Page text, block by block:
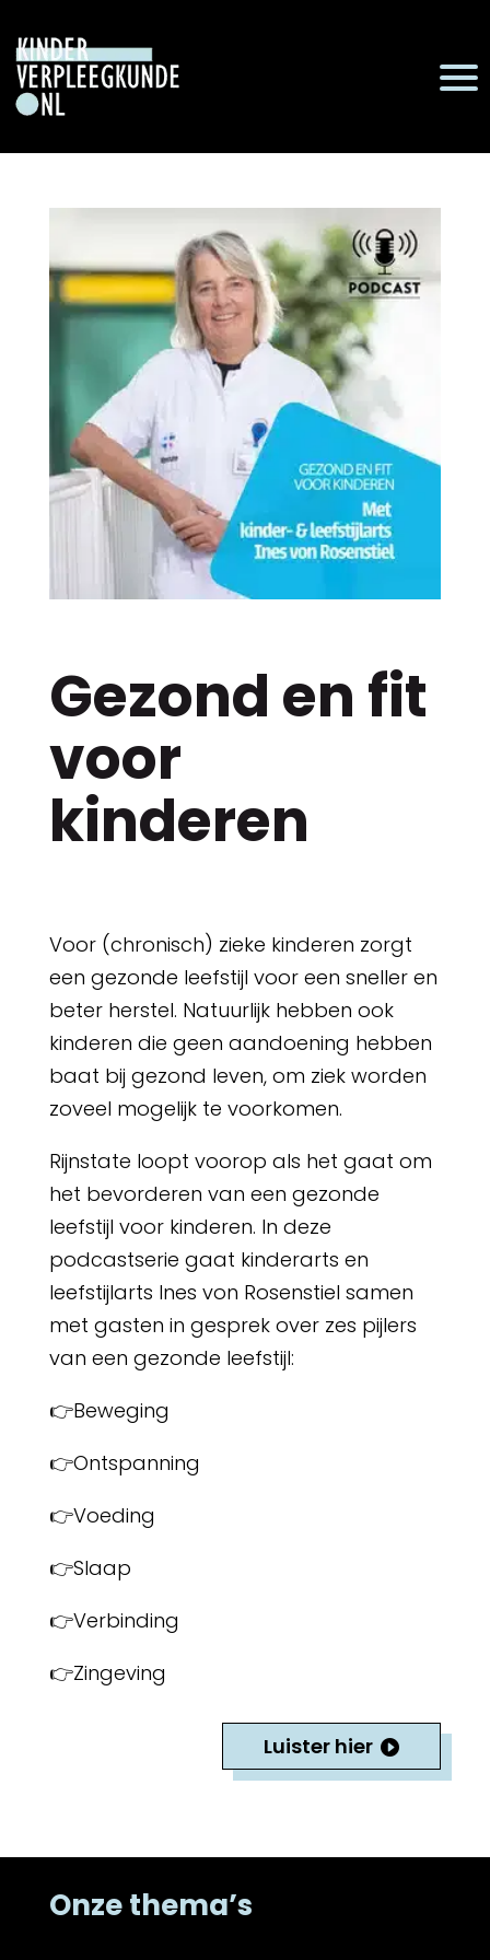
Gezond en fit
voor
kinderen
Voor (chronisch) zieke kinderen zorgt
een gezonde leefstijl voor een sneller en
beter herstel. Natuurlijk hebben ook
kinderen die geen aandoening hebben
baat bij gezond leven, om ziek worden
zoveel mogelijk te voorkomen.
Rijnstate loopt voorop als het gaat om
het bevorderen van een gezonde
leefstijl voor kinderen. In deze
podcastserie gaat kinderarts en
leefstijlarts Ines von Rosenstiel samen
met gasten in gesprek over zes pijlers
van een gezonde leefstijl:
👉Beweging
👉Ontspanning
👉Voeding
👉Slaap
👉Verbinding
👉Zingeving
Luister hier
Onze thema’s